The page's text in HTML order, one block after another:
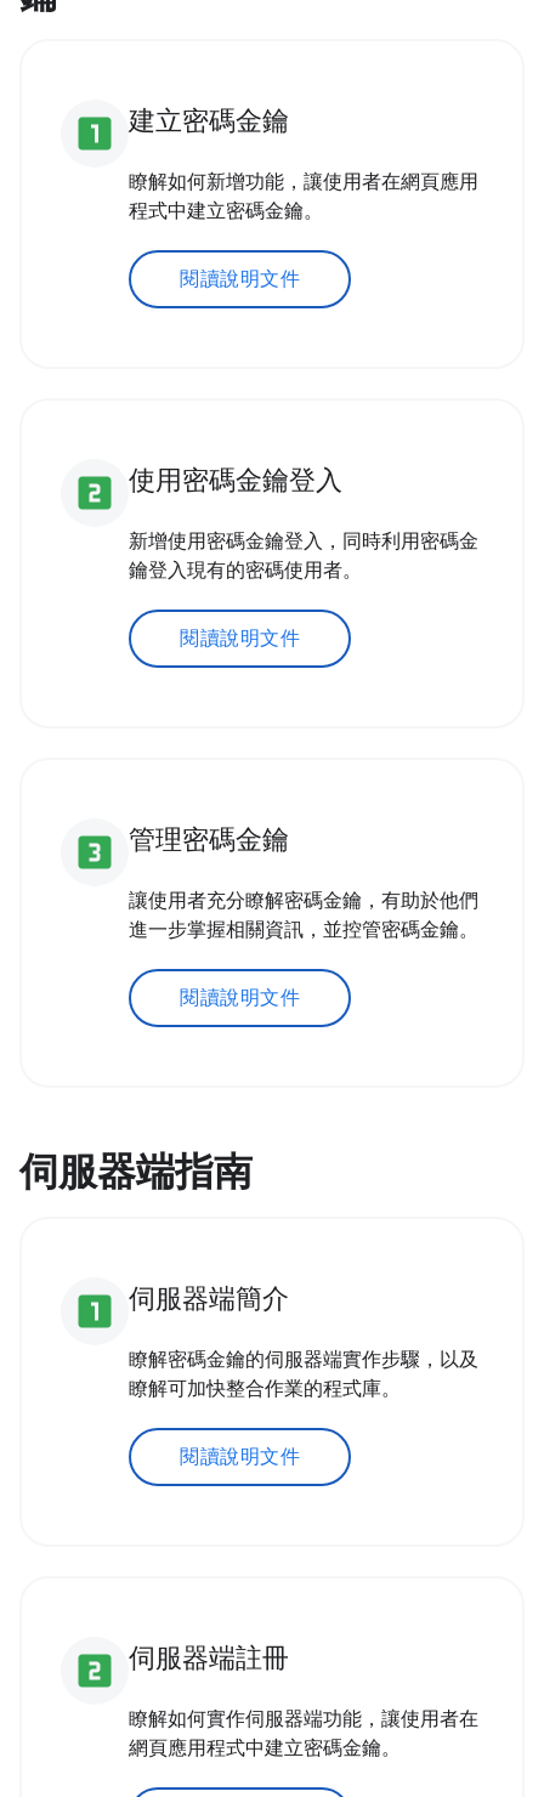
looks_one 建立密碼金鑰
瞭解如何新增功能，讓使用者在網頁應用
程式中建立密碼金鑰。
閱讀說明文件
looks_two 使用密碼金鑰登入
新增使用密碼金鑰登入，同時利用密碼金
鑰登入現有的密碼使用者。
閱讀說明文件
looks_3 管理密碼金鑰
讓使用者充分瞭解密碼金鑰，有助於他們
進一步掌握相關資訊，並控管密碼金鑰。
閱讀說明文件
伺服器端指南
looks_one 伺服器端簡介
瞭解密碼金鑰的伺服器端實作步驟，以及
瞭解可加快整合作業的程式庫。
閱讀說明文件
looks_two 伺服器端註冊
瞭解如何實作伺服器端功能，讓使用者在
網頁應用程式中建立密碼金鑰。